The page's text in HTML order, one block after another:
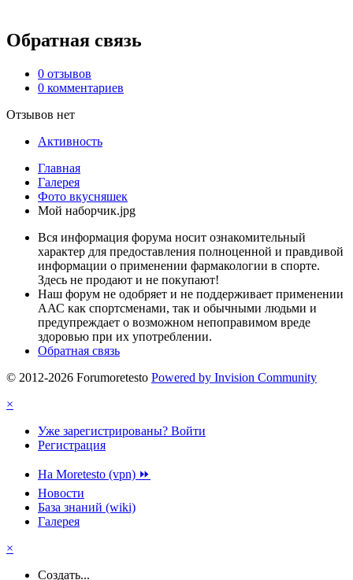
Обратная связь
0 отзывов
0 комментариев
Отзывов нет
Активность
Главная
Галерея
Фото вкусняшек
Мой наборчик.jpg
Вся информация форума носит ознакомительный
характер для предоставления полноценной и правдивой
информации о применении фармакологии в спорте.
Здесь не продают и не покупают!
Наш форум не одобряет и не поддерживает применении
ААС как спортсменами, так и обычными людьми и
предупреждает о возможном непоправимом вреде
здоровью при их употреблении.
Обратная связь
© 2012-2026 Forumoretesto Powered by Invision Community
×
Уже зарегистрированы? Войти
Регистрация
На Moretesto (vpn) ⏩
Новости
База знаний (wiki)
Галерея
×
Создать...